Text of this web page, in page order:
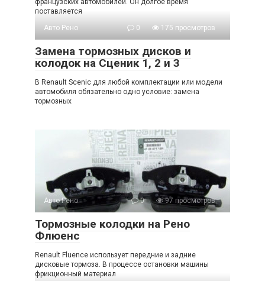
французских автомобилей. Он долгое время
поставляется
Авто Рено
0 175 просмотров
Замена тормозных дисков и
колодок на Сценик 1, 2 и 3
В Renault Scenic для любой комплектации или модели
автомобиля обязательно одно условие: замена
тормозных
Авто Рено 0 97 просмотров
Тормозные колодки на Рено
Флюенс
Renault Fluence использует передние и задние
дисковые тормоза. В процессе остановки машины
фрикционный материал